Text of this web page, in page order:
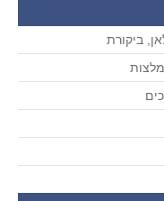
ביקורת